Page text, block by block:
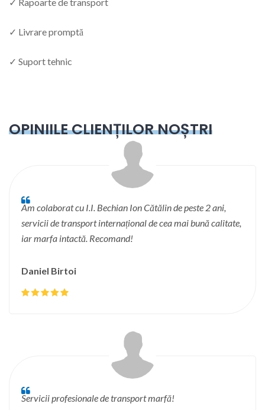
✓ Livrare promptă
✓ Suport tehnic
OPINIILE CLIENȚILOR NOȘTRI
Am colaborat cu I.I. Bechian Ion Cătălin de peste 2 ani,
servicii de transport internațional de cea mai bună calitate,
iar marfa intactă. Recomand!
Daniel Birtoi
Servicii profesionale de transport marfă!